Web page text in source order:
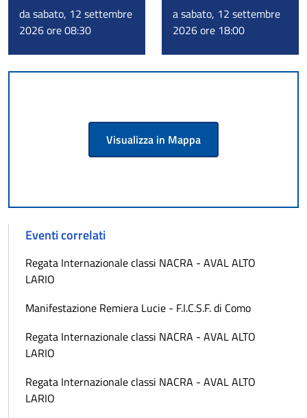
da sabato, 12 settembre
2026 ore 08:30
a sabato, 12 settembre
2026 ore 18:00
Visualizza in Mappa
Eventi correlati
Regata Internazionale classi NACRA - AVAL ALTO
LARIO
Manifestazione Remiera Lucie - F.I.C.S.F. di Como
Regata Internazionale classi NACRA - AVAL ALTO
LARIO
Regata Internazionale classi NACRA - AVAL ALTO
LARIO